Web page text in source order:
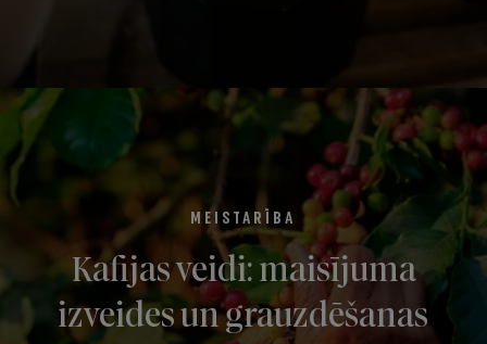
MEISTARĪBA
Kafijas veidi: maisījuma
izveides un grauzdēšanas